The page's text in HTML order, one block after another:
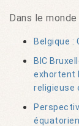
Dans le monde
Belgique :
BIC
exhortent
religieuse